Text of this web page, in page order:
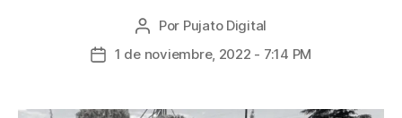
Por Pujato Digital
1 de noviembre, 2022 - 7:14 PM